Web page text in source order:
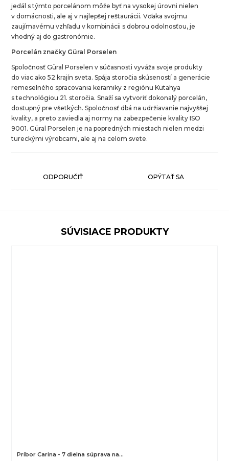
jedál s týmto porcelánom môže byť na vysokej úrovni nielen
v domácnosti, ale aj v najlepšej reštaurácii. Vďaka svojmu
zaujímavému vzhľadu v kombinácii s dobrou odolnosťou, je
vhodný aj do gastronómie.
Porcelán značky Güral Porselen
Spoločnosť Güral Porselen v súčasnosti vyváža svoje produkty
do viac ako 52 krajín sveta. Spája storočia skúseností a generácie
remeselného spracovania keramiky z regiónu Kütahya
s technológiou 21. storočia. Snaží sa vytvoriť dokonalý porcelán,
dostupný pre všetkých. Spoločnosť dbá na udržiavanie najvyššej
kvality, a preto zaviedla aj normy na zabezpečenie kvality ISO
9001. Güral Porselen je na popredných miestach nielen medzi
tureckými výrobcami, ale aj na celom svete.
ODPORUČIŤ OPÝTAŤ SA
SÚVISIACE PRODUKTY
Príbor Carina - 7 dielna súprava na…